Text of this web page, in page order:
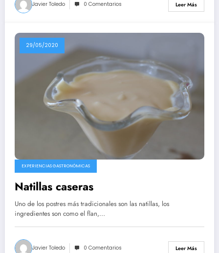
Javier Toledo 0 Comentarios Leer Más
29/05/2020
EXPERIENCIAS GASTRONÓMICAS
Natillas caseras
Uno de los postres más tradicionales son las natillas, los
ingredientes son como el flan,…
Javier Toledo 0 Comentarios Leer Más